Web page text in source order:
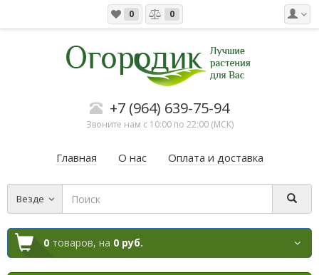
0 0
+7 (964) 639-75-94
Звоните нам с 10:00 по 22:00 (МСК)
Главная О нас Оплата и доставка
Везде
0 товаров, на 0 руб.